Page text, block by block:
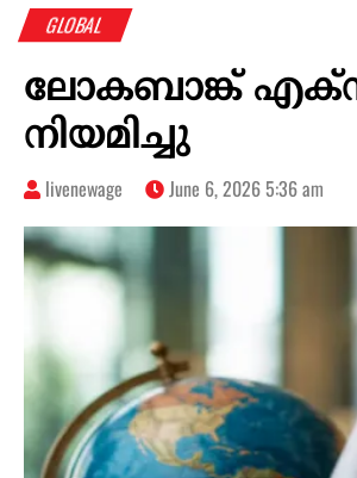
GLOBAL
ലോകബാങ്ക്
നിയമിച്ചു
livenewage June 6, 2026 5:36 am